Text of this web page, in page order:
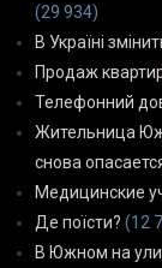
(29 934)
В Україні
Продаж
Телефонний
Жительница
снова
Медицинские
Де поїсти? (12
В Южном на